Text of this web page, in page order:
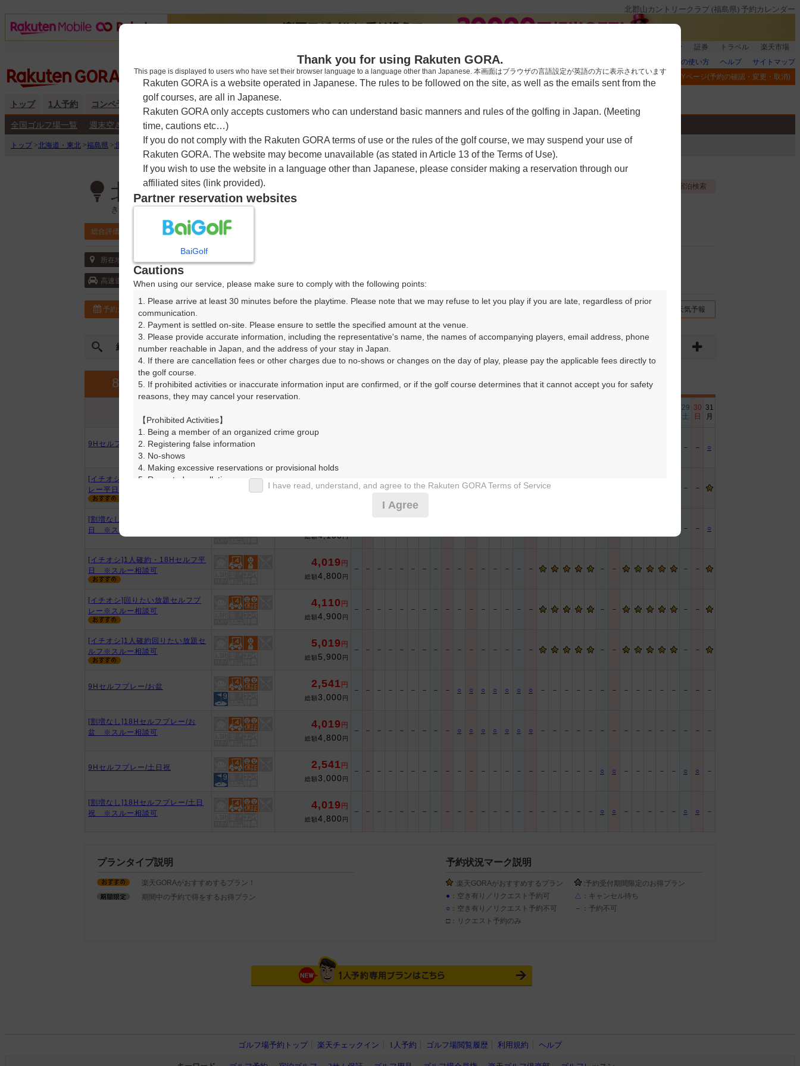
北郡山カントリークラブ (福島県) 予約カレンダー
証券 トラベル
楽天市場
楽天GORAの使い方
ヘルプ
サイトマップ
閲覧履歴
お気に入り MYページ(予約の確認・変更・取消)
トップ 1人予約 コンペ予約 海外予約 キャンペーン
全国ゴルフ場一覧 週末空き枠検索 平日空き枠検索
トップ >北海道・東北 >福島県 >北郡山カントリークラブ>予約カレンダー
北郡山カントリークラブ
きたこおりやまかんとりーくらぶ
宿泊検索
総合評価 3.3 ポイント利用可
所在地 〒969-1101 福島県 本宮市高木字赤木277
高速道 東北自動車道・本宮 5km以内
予約カレンダー 天気予報
絞込み 曜日やスタート時間を指定して、ご希望のプランを絞り込むことができます。
8月 9月 10月 11月 12月
アイコンの説明
29
土
30
日
31
月
9Hセルフプレー/平日 － － ○
[イチオシ]1人確約・9Hセルフプ
レー平日
2,814円
－ － － － － － － － － － － － － － － － － －
[割増なし]18Hセルフプレー/平
日 ※スルー相談可
総額4,100円
－ － ○
[イチオシ]1人確約・18Hセルフ平
日 ※スルー相談可
4,019 円
総額4,800 円
－ － － － － － － － － － － － － － － － － － － －
[イチオシ]回りたい放題セルフプ
レー※スルー相談可
4,110 円
総額4,900 円
－ － － － － － － － － － － － － － － － － － － －
[イチオシ]1人確約回りたい放題セ
ルフ※スルー相談可
5,019 円
総額 5,900 円
－ － － － － － － － － － － － － － － － － － － －
9Hセルフプレー/お盆 2,541 円
総額 3,000 円
－ － － － － － － － － ○ ○ ○ ○ ○ ○ ○ － － － － － － － － － － － － － － －
[割増なし]18Hセルフプレー/お
盆 ※スルー相談可
4,019 円
総額4,800 円
－ － － － － － － － － ○ ○ ○ ○ ○ ○ ○ － － － － － － － － － － － － － － －
9Hセルフプレー/土日祝 2,541 円
総額 3,000 円
－ － － － － － － － － － － － － － － － － － － － － ○ ○ － － － － － ○ ○ －
[割増なし]18Hセルフプレー/土日
祝 ※スルー相談可
4,019 円
総額4,800 円
－ － － － － － － － － － － － － － － － － － － － － ○ ○ － － － － － ○ ○ －
プランタイプ説明
楽天GORAがおすすめするプラン！
期間中の予約で得をするお得プラン
予約状況マーク説明
:楽天GORAがおすすめするプラン
:予約受付期間限定のお得プラン
● ：空き有り／リクエスト予約可 △ ：キャンセル待ち
○ ：空き有り／リクエスト予約不可 － ：予約不可
□ ：リクエスト予約のみ
ゴルフ場予約トップ 楽天チェックイン 1人予約 ゴルフ場閲覧履歴 利用規約 ヘルプ
Thank you for using Rakuten GORA.
This page is displayed to users who have set their browser language to a language other than Japanese. 本画面はブラウザの言語設定が英語の方に表示されています
Rakuten GORA is a website operated in Japanese. The rules to be followed on the site, as well as the emails sent from the
golf courses, are all in Japanese.
Rakuten GORA only accepts customers who can understand basic manners and rules of the golfing in Japan. (Meeting
time, cautions etc…)
If you do not comply with the Rakuten GORA terms of use or the rules of the golf course, we may suspend your use of
Rakuten GORA. The website may become unavailable (as stated in Article 13 of the Terms of Use).
If you wish to use the website in a language other than Japanese, please consider making a reservation through our
affiliated sites (link provided).
Partner reservation websites
BaiGolf
Cautions
When using our service, please make sure to comply with the following points:
1. Please arrive at least 30 minutes before the playtime. Please note that we may refuse to let you play if you are late, regardless of prior
communication.
2. Payment is settled on-site. Please ensure to settle the specified amount at the venue.
3. Please provide accurate information, including the representative's name, the names of accompanying players, email address, phone
number reachable in Japan, and the address of your stay in Japan.
4. If there are cancellation fees or other charges due to no-shows or changes on the day of play, please pay the applicable fees directly to
the golf course.
5. If prohibited activities or inaccurate information input are confirmed, or if the golf course determines that it cannot accept you for safety
reasons, they may cancel your reservation.
【Prohibited Activities】
1. Being a member of an organized crime group
2. Registering false information
3. No-shows
4. Making excessive reservations or provisional holds
5. Repeated cancellations
6. Violating laws and regulations
7. Causing inconvenience to others during play (e.g., delaying play, ignoring rules, manners, or warnings)
I have read, understand, and agree to the Rakuten GORA Terms of Service
I Agree